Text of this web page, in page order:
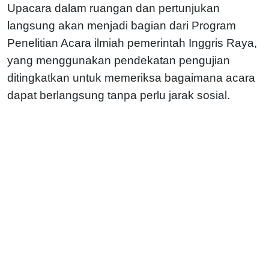
Upacara dalam ruangan dan pertunjukan
langsung akan menjadi bagian dari Program
Penelitian Acara ilmiah pemerintah Inggris Raya,
yang menggunakan pendekatan pengujian
ditingkatkan untuk memeriksa bagaimana acara
dapat berlangsung tanpa perlu jarak sosial.